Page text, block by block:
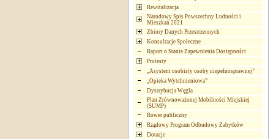
Rewitalizacja
Narodowy Spis Powszechny Ludności i
Mieszkań 2021
Zbiory Danych Przestrzennych
Konsultacje Społeczne
Raport o Stanie Zapewnienia Dostępności
Protesty
„Asystent osobisty osoby niepełnosprawnej”
„Opieka Wytchnieniowa”
Dystrybucja Węgla
Plan Zrównoważonej Mobilności Miejskiej
(SUMP)
Rower publiczny
Rządowy Program Odbudowy Zabytków
Dotacje